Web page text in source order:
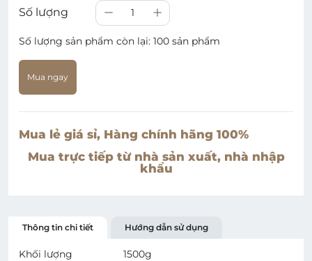
Số lượng 1
Số lượng sản phẩm còn lại: 100 sản phẩm
Mua ngay
Mua lẻ giá sỉ, Hàng chính hãng 100%
Mua trực tiếp từ nhà sản xuất, nhà nhập
khẩu
Thông tin chi tiết Hướng dẫn sử dụng
Khối lượng 1500g